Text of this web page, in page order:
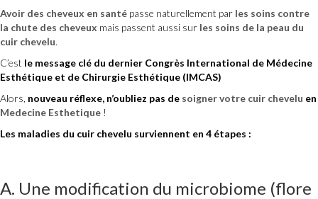
Avoir des cheveux en santé passe naturellement par les soins contre
la chute des cheveux mais passent aussi sur les soins de la peau du
cuir chevelu.
C’est le message clé du dernier Congrès International de Médecine
Esthétique et de Chirurgie Esthétique (IMCAS)
Alors, nouveau réflexe, n’oubliez pas de soigner votre cuir chevelu en
Medecine Esthetique !
Les maladies du cuir chevelu surviennent en 4 étapes :
A. Une modification du microbiome (flore